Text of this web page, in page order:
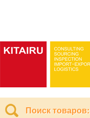
Поиск товаров: